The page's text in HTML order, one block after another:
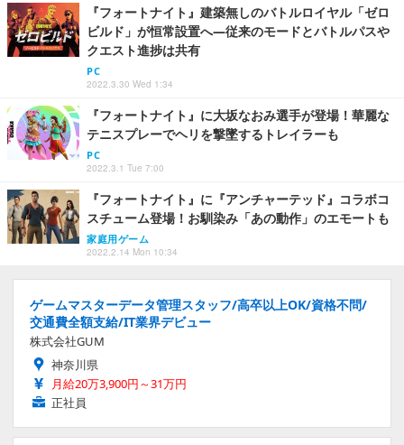
『フォートナイト』建築無しのバトルロイヤル「ゼロ
ビルド」が恒常設置へ―従来のモードとバトルパスや
クエスト進捗は共有
PC
2022.3.30 Wed 1:34
『フォートナイト』に大坂なおみ選手が登場！華麗な
テニスプレーでヘリを撃墜するトレイラーも
PC
2022.3.1 Tue 7:00
『フォートナイト』に『アンチャーテッド』コラボコ
スチューム登場！お馴染み「あの動作」のエモートも
家庭用ゲーム
2022.2.14 Mon 10:34
ゲームマスターデータ管理スタッフ/高卒以上OK/資格不問/
交通費全額支給/IT業界デビュー
株式会社GUM
神奈川県
月給20万3,900円～31万円
正社員